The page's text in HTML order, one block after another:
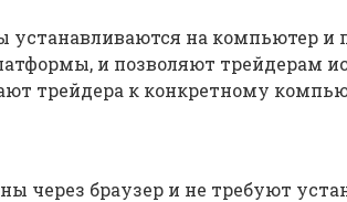
устанавливаются на компьютер
и позволяют трейдерам
трейдера к конкретному
через браузер и не требуют